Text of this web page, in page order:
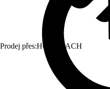
Prodej přes:HORNBACH